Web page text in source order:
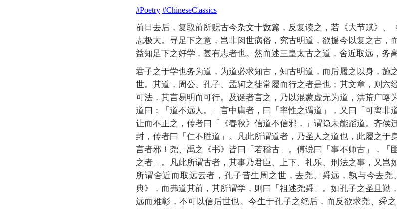
#Poetry #ChineseClassics
前日去后，复取前所贶古今杂文十数篇，反复读之，若《大节赋》、
志极大。寻足下之意，岂非闵世病俗，究古明道，欲援今以复之古，
益知足下之好学，甚有志者也。然而述三皇太古之道，舍近取远，务
君子之于学也务为道，为道必求知古，知古明道，而后履之以身，施
世。其道，周公、孔子、孟轲之徒常履而行之者是也；其文章，则六
可法，其言易明而可行。及诞者言之，乃以混蒙虚无为道，洪荒广略
道曰：「道不远人。」言中庸者，曰「率性之谓道」，又曰「可离非
让而不正之，传者曰「《春秋》信道不信邪，」谓隐未能蹈道。齐侯
封，传者曰「仁不胜道」。凡此所谓道者，乃圣人之道也，此履之于
言者邪！尧、禹之《书》皆曰「若稽古」。傅说曰「事不师古」，「
之者」。凡此所谓古者，其事乃君臣、上下、礼乐、刑法之事，又岂
所谓舍近而取远云者，孔子昔生周之世，去尧、舜远，孰与今去
典》，而弗道其前，其所谓学，则曰「祖述尧舜」。如孔子之圣且勤
远而难彰，不可以信后世也。今生于孔子之绝后，而反欲求尧、舜